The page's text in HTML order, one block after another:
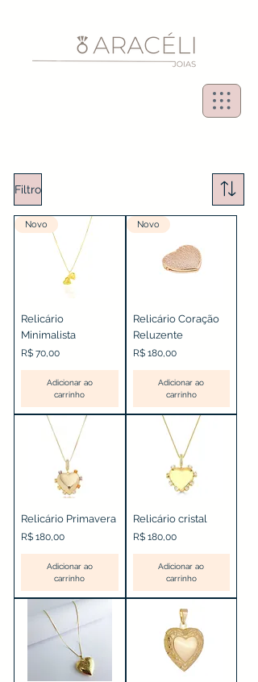
Filtro
Novo
Relicário
Minimalista
Preço
R$ 70,00
Adicionar ao
carrinho
Novo
Relicário Coração
Reluzente
Preço
R$ 180,00
Adicionar ao
carrinho
Relicário Primavera
Preço
R$ 180,00
Adicionar ao
carrinho
Relicário cristal
Preço
R$ 180,00
Adicionar ao
carrinho